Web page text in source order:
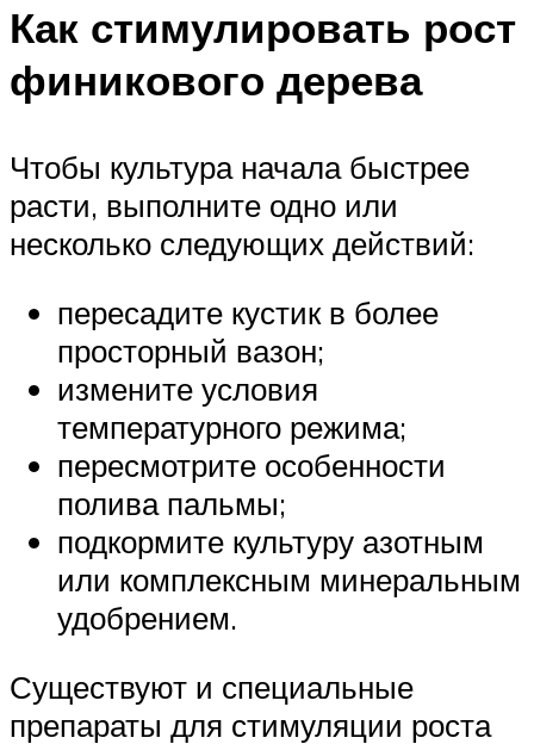
Как стимулировать рост
финикового дерева
Чтобы культура начала быстрее
расти, выполните одно или
несколько следующих действий:
пересадите кустик в более
просторный вазон;
измените условия
температурного режима;
пересмотрите особенности
полива пальмы;
подкормите культуру азотным
или комплексным минеральным
удобрением.
Существуют и специальные
препараты для стимуляции роста